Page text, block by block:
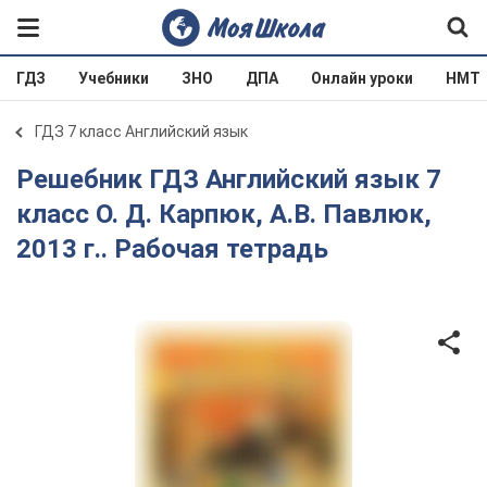
ГДЗ Учебники ЗНО ДПА Онлайн уроки НМТ
ГДЗ 7 класс Английский язык
Решебник ГДЗ Английский язык 7
класс О. Д. Карпюк, А.В. Павлюк,
2013 г.. Рабочая тетрадь